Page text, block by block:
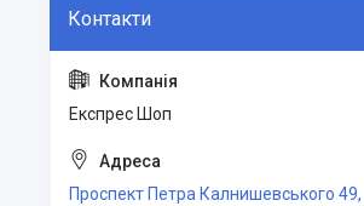
Експрес Шоп
Проспект Петра Калнишевського 49,